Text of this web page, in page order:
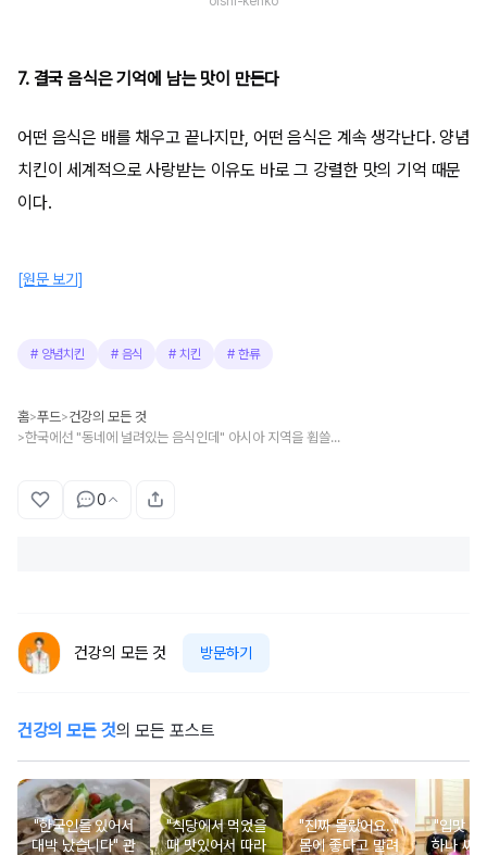
7. 결국 음식은 기억에 남는 맛이 만든다
어떤 음식은 배를 채우고 끝나지만, 어떤 음식은 계속 생각난다. 양념
치킨이 세계적으로 사랑받는 이유도 바로 그 강렬한 맛의 기억 때문
이다.
[원문 보기]
# 양념치킨 # 음식 #치킨 #한류
홈>푸드>건강의 모든 것
> 한국에선 "동네에 널려있는 음식인데" 아시아 지역을 휩쓸고 있다는 한류 음식
0
건강의 모든 것 방문하기
건강의 모든 것의 모든 포스트
"한국인들 있어서
대박 났습니다" 관
"식당에서 먹었을
때 맛있어서 따라
"진짜 몰랐어요.."
몸에 좋다고 말려
"입맛 없
하나 싸